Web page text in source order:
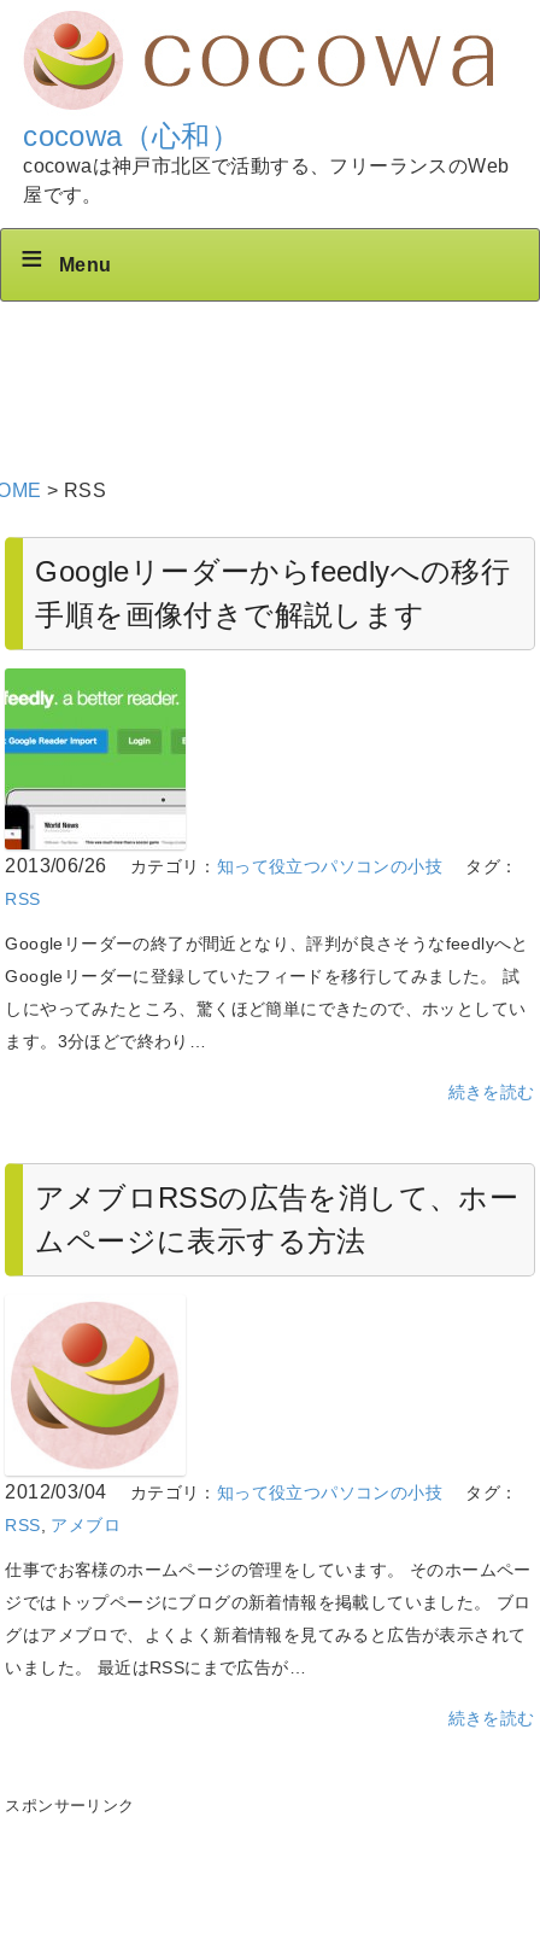
cocowa（心和）
cocowaは神戸市北区で活動する、フリーランスのWeb
屋です。
Menu
> RSS
Googleリーダーからfeedlyへの移行
手順を画像付きで解説します
2013/06/26 カテゴリ： 知って役立つパソコンの小技
タグ：
RSS
Googleリーダーの終了が間近となり、評判が良さそうなfeedlyへと
Googleリーダーに登録していたフィードを移行してみました。 試
しにやってみたところ、驚くほど簡単にできたので、ホッとしてい
ます。3分ほどで終わり…
続きを読む
アメブロRSSの広告を消して、ホー
ムページに表示する方法
2012/03/04 カテゴリ： 知って役立つパソコンの小技
タグ：
RSS
アメブロ
仕事でお客様のホームページの管理をしています。 そのホームペー
ジではトップページにブログの新着情報を掲載していました。 ブロ
グはアメブロで、よくよく新着情報を見てみると広告が表示されて
いました。 最近はRSSにまで広告が…
続きを読む
スポンサーリンク